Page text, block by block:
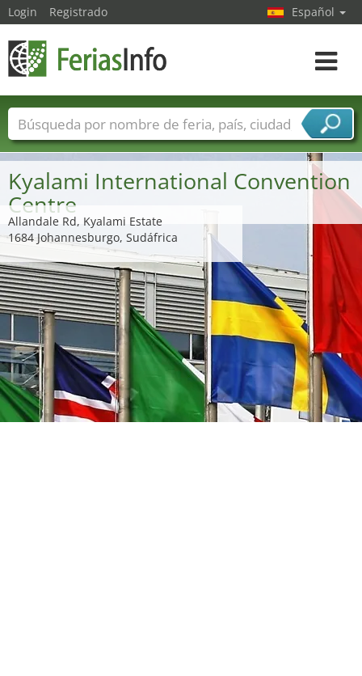
Kyalami International Convention
Centre
Allandale Rd, Kyalami Estate
1684 Johannesburgo, Sudáfrica
Login Registrado Español
toggle
Nombres de ferias Países
Ciudades
Sectores de ferias
Sectores de proveedor de servicios